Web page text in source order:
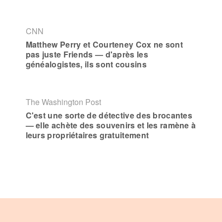
CNN
Matthew Perry et Courteney Cox ne sont
pas juste Friends — d'après les
généalogistes, ils sont cousins
The Washington Post
C'est une sorte de détective des brocantes
— elle achète des souvenirs et les ramène à
leurs propriétaires gratuitement